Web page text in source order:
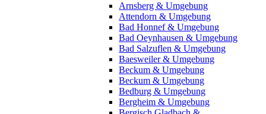
Arnsberg & Umgebung
Attendorn & Umgebung
Bad Honnef & Umgebung
Bad Oeynhausen & Umgebung
Bad Salzuflen & Umgebung
Baesweiler & Umgebung
Beckum & Umgebung
Beckum & Umgebung
Bedburg & Umgebung
Bergheim & Umgebung